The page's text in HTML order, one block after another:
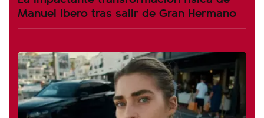
Manuel Ibero tras salir de Gran Hermano